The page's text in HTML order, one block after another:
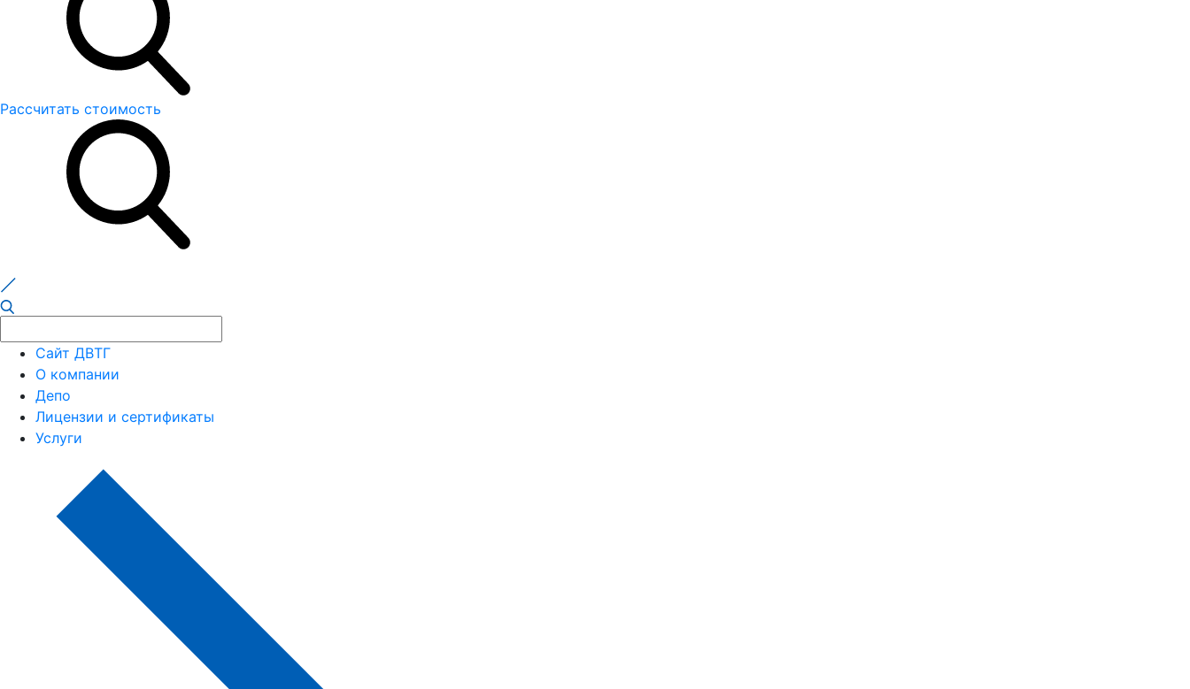
Рассчитать стоимость
Сайт ДВТГ
О компании
Депо
Лицензии и сертификаты
Услуги